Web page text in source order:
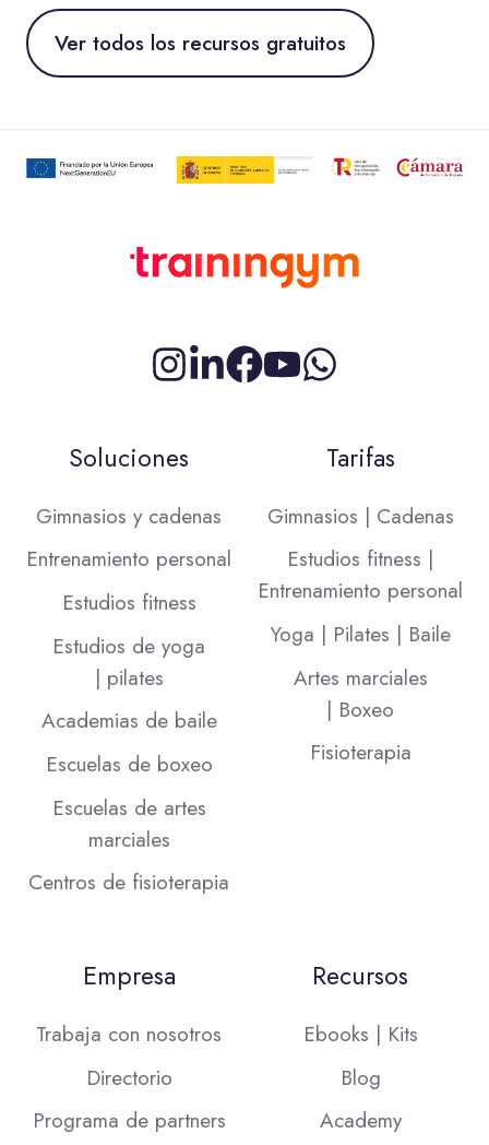
Ver todos los recursos gratuitos
Síguenos¿Conectamos
Síguenos
Facebook
Síguenos
YouTube
Soluciones
Gimnasios y cadenas
Entrenamiento personal
Estudios fitness
Estudios de yoga
| pilates
Academias de baile
Escuelas de boxeo
Escuelas de artes
marciales
Centros de fisioterapia
Tarifas
Gimnasios | Cadenas
Estudios fitness |
Entrenamiento personal
Yoga | Pilates | Baile
Artes marciales
| Boxeo
Fisioterapia
Empresa
Trabaja con nosotros
Directorio
Programa de partners
Recursos
Ebooks | Kits
Blog
Academy